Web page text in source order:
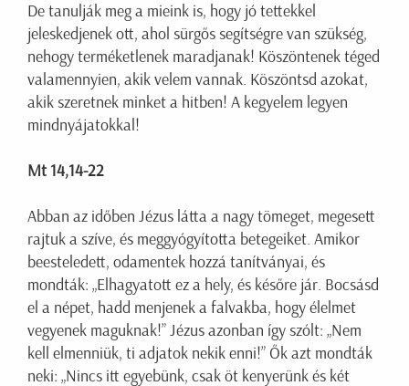
De tanulják meg a mieink is, hogy jó tettekkel
jeleskedjenek ott, ahol sürgős segítségre van szükség,
nehogy terméketlenek maradjanak! Köszöntenek téged
valamennyien, akik velem vannak. Köszöntsd azokat,
akik szeretnek minket a hitben! A kegyelem legyen
mindnyájatokkal!
Mt 14,14-22
Abban az időben Jézus látta a nagy tömeget, megesett
rajtuk a szíve, és meggyógyította betegeiket. Amikor
beesteledett, odamentek hozzá tanítványai, és
mondták: „Elhagyatott ez a hely, és későre jár. Bocsásd
el a népet, hadd menjenek a falvakba, hogy élelmet
vegyenek maguknak!” Jézus azonban így szólt: „Nem
kell elmenniük, ti adjatok nekik enni!” Ők azt mondták
neki: „Nincs itt egyebünk, csak öt kenyerünk és két